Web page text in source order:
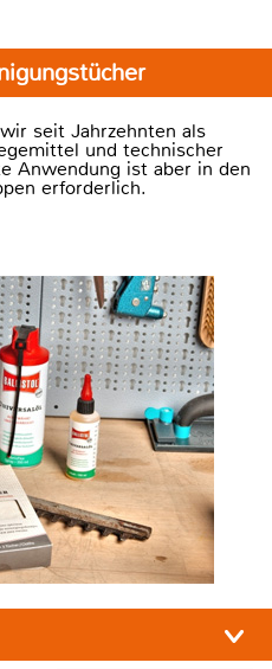
seit Jahrzehnten als
und technischer
Anwendung ist aber in den
erforderlich.